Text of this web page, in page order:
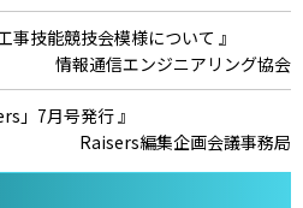
事技能競技会模様について 』
情報通信エンジニアリング協会
」7月号発行 』
Raisers編集企画会議事務局
模様について 』